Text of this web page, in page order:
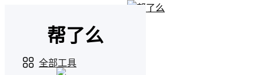
帮了么
全部工具